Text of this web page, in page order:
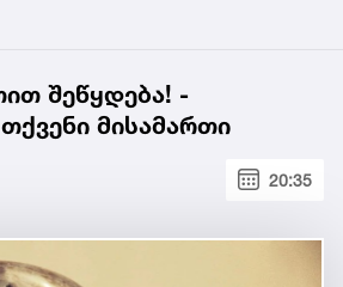
შეწყდება! -
მისამართი
20:35